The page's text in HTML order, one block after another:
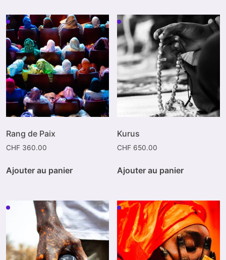
Rang de Paix
CHF 360.00
Ajouter au panier
Kurus
CHF 650.00
Ajouter au panier